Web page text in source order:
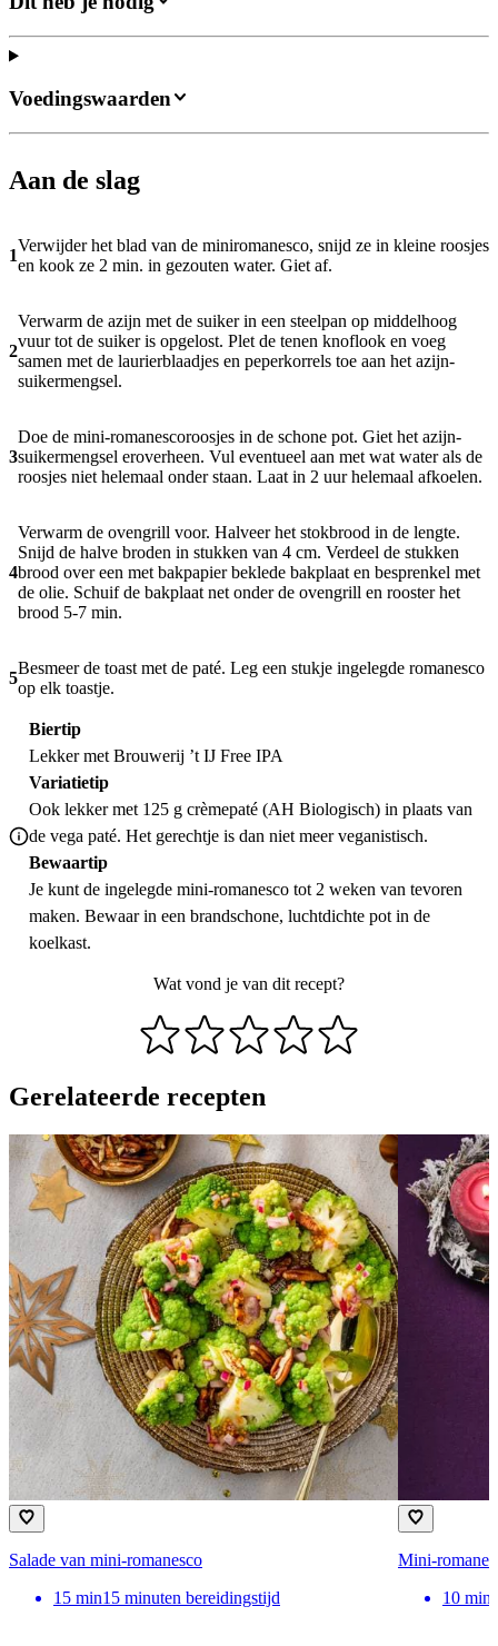
Aan de slag
1
Verwijder het blad van de miniromanesco, snijd ze in kleine roosjes
en kook ze 2 min. in gezouten water. Giet af.
2
Verwarm de azijn met de suiker in een steelpan op middelhoog
vuur tot de suiker is opgelost. Plet de tenen knoflook en voeg
samen met de laurierblaadjes en peperkorrels toe aan het azijn-
suikermengsel.
3
Doe de mini-romanescoroosjes in de schone pot. Giet het azijn-
suikermengsel eroverheen. Vul eventueel aan met wat water als de
roosjes niet helemaal onder staan. Laat in 2 uur helemaal afkoelen.
4
Verwarm de ovengrill voor. Halveer het stokbrood in de lengte.
Snijd de halve broden in stukken van 4 cm. Verdeel de stukken
brood over een met bakpapier beklede bakplaat en besprenkel met
de olie. Schuif de bakplaat net onder de ovengrill en rooster het
brood 5-7 min.
5
Besmeer de toast met de paté. Leg een stukje ingelegde romanesco
op elk toastje.
Biertip
Lekker met Brouwerij ’t IJ Free IPA
Variatietip
Ook lekker met 125 g crèmepaté (AH Biologisch) in plaats van
de vega paté. Het gerechtje is dan niet meer veganistisch.
Bewaartip
Je kunt de ingelegde mini-romanesco tot 2 weken van tevoren
maken. Bewaar in een brandschone, luchtdichte pot in de
koelkast.
Wat vond je van dit recept?
Voedingswaarden
Gerelateerde recepten
Salade van mini-romanesco
15 min15 minuten bereidingstijd
Mini-
10 min